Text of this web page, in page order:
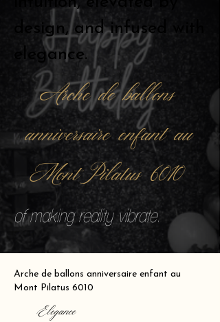
design, and infused with
elegance.
Arche de ballons
anniversaire enfant au
Mont Pilatus 6010
of making reality vibrate.
Arche de ballons anniversaire enfant au
Mont Pilatus 6010
Elegance